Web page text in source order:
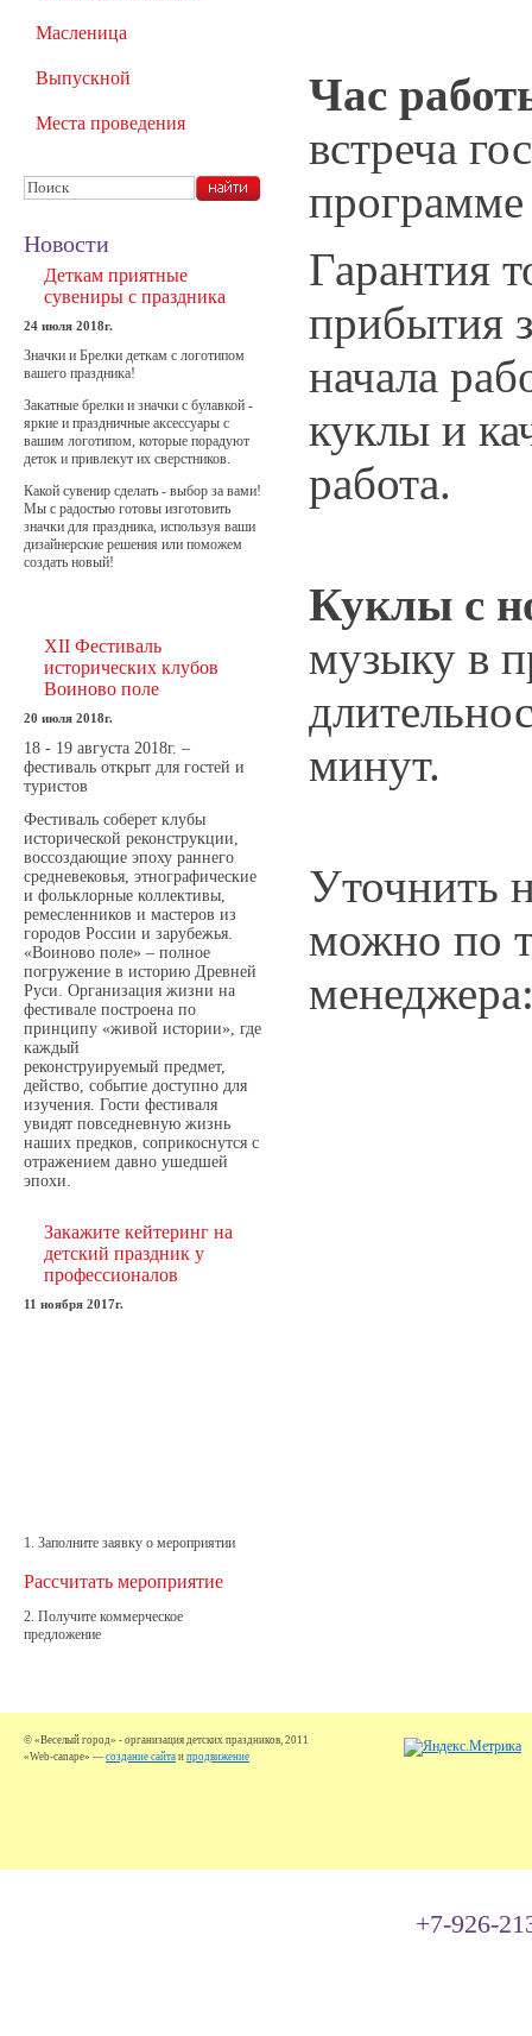
Час
встреча
программе
Гарантия
прибытия
начала
куклы и
работа.
Куклы с
музыку в
минут.
Уточнить
можно по
Масленица
Выпускной
Места проведения
Новости
Деткам приятные
сувениры с праздника
24 июля 2018г.
Значки и Брелки деткам с логотипом
вашего праздника!
Закатные брелки и значки с булавкой -
яркие и праздничные аксессуары с
вашим логотипом, которые порадуют
деток и привлекут их сверстников.
Какой сувенир сделать - выбор за вами!
Мы с радостью готовы изготовить
значки для праздника, используя ваши
дизайнерские решения или поможем
создать новый!
XII Фестиваль
исторических клубов
Воиново поле
20 июля 2018г.
18 - 19 августа 2018г. –
фестиваль открыт для гостей и
туристов
Фестиваль соберет клубы
исторической реконструкции,
воссоздающие эпоху раннего
средневековья, этнографические
и фольклорные коллективы,
ремесленников и мастеров из
городов России и зарубежья.
«Воиново поле» – полное
погружение в историю Древней
Руси. Организация жизни на
фестивале построена по
принципу «живой истории», где
каждый
реконструируемый предмет,
действо, событие доступно для
изучения. Гости фестиваля
увидят повседневную жизнь
наших предков, соприкоснутся с
отражением давно ушедшей
эпохи.
Закажите кейтеринг на
детский праздник у
профессионалов
11 ноября 2017г.
1. Заполните заявку о мероприятии
Рассчитать мероприятие
2. Получите коммерческое
предложение
© «Веселый город» - организация детских праздников, 2011
«Web-canape» — создание сайта и продвижение
+7-926-